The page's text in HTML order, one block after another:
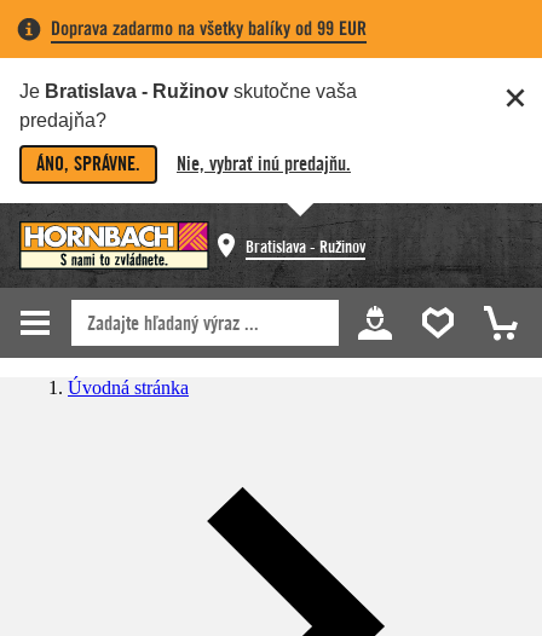
Doprava zadarmo na všetky balíky od 99 EUR
Je Bratislava - Ružinov skutočne vaša
predajňa?
ÁNO, SPRÁVNE. Nie, vybrať inú predajňu.
Bratislava - Ružinov
Úvodná stránka